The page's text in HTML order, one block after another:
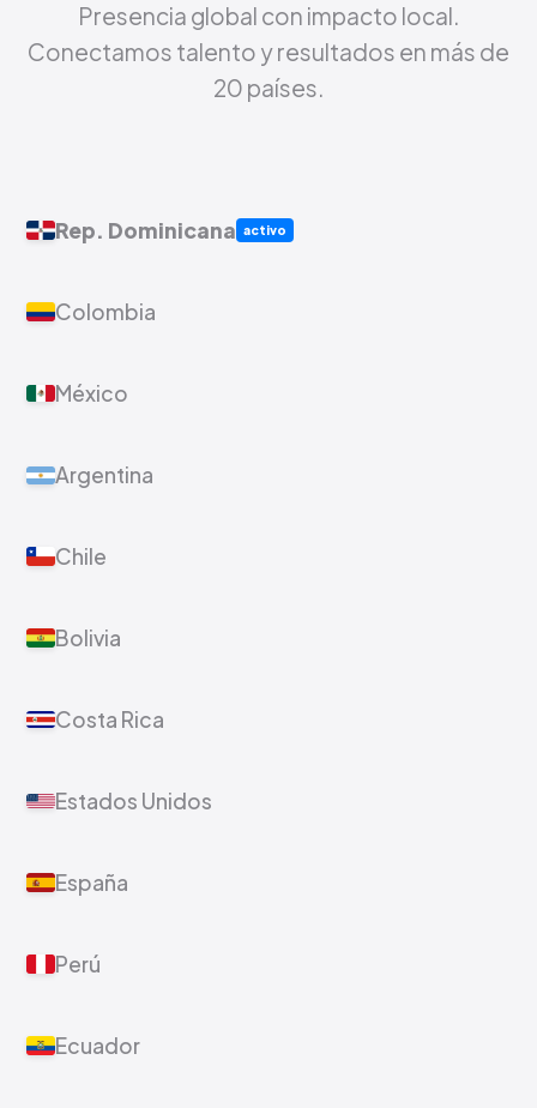
Presencia global con impacto local.
Conectamos talento y resultados en más de
20 países.
Rep. Dominicana activo
Colombia
México
Argentina
Chile
Bolivia
Costa Rica
Estados Unidos
España
Perú
Ecuador